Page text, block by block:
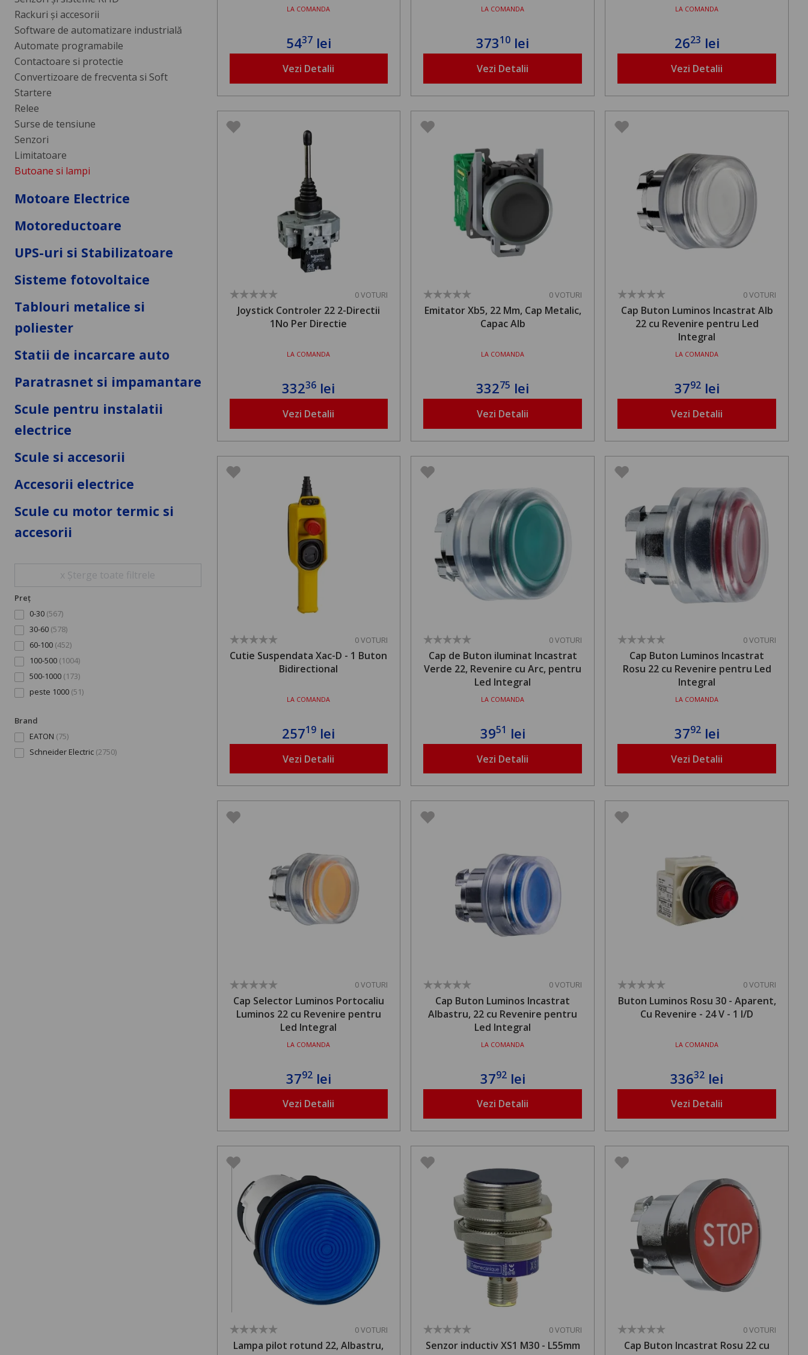
Rackuri și accesorii
Software de automatizare industrială
Automate programabile
Contactoare si protectie
Convertizoare de frecventa si Soft
Startere
Relee
Surse de tensiune
Senzori
Limitatoare
Butoane si lampi
Motoare Electrice
Motoreductoare
UPS-uri si Stabilizatoare
Sisteme fotovoltaice
Tablouri metalice si
poliester
Statii de incarcare auto
Paratrasnet si impamantare
Scule pentru instalatii
electrice
Scule si accesorii
Accesorii electrice
Scule cu motor termic si
accesorii
x Șterge toate filtrele
Preț
0-30 (567)
30-60 (578)
60-100 (452)
100-500 (1004)
500-1000 (173)
peste 1000 (51)
Brand
EATON (75)
Schneider Electric (2750)
LA COMANDA
5437lei
Vezi Detalii
LA COMANDA
37310 lei
Vezi Detalii
LA COMANDA
2623 lei
Vezi Detalii
0 VOTURI
Joystick Controler 22 2-Directii
1No Per Directie
LA COMANDA
33236 lei
Vezi Detalii
0 VOTURI
Emitator Xb5, 22 Mm, Cap Metalic,
Capac Alb
LA COMANDA
33275 lei
Vezi Detalii
0 VOTURI
Cap Buton Luminos Incastrat Alb
22 cu Revenire pentru Led
Integral
LA COMANDA
3792lei
Vezi Detalii
0 VOTURI
Cutie Suspendata Xac-D - 1 Buton
Bidirectional
LA COMANDA
25719 lei
Vezi Detalii
0 VOTURI
Cap de Buton iluminat Incastrat
Verde 22, Revenire cu Arc, pentru
Led Integral
LA COMANDA
3951 lei
Vezi Detalii
0 VOTURI
Cap Buton Luminos Incastrat
Rosu 22 cu Revenire pentru Led
Integral
LA COMANDA
3792lei
Vezi Detalii
0 VOTURI
Cap Selector Luminos Portocaliu
Luminos 22 cu Revenire pentru
Led Integral
LA COMANDA
3792lei
Vezi Detalii
0 VOTURI
Cap Buton Luminos Incastrat
Albastru, 22 cu Revenire pentru
Led Integral
LA COMANDA
3792lei
Vezi Detalii
0 VOTURI
Buton Luminos Rosu 30 - Aparent,
Cu Revenire - 24 V - 1 I/D
LA COMANDA
33632 lei
Vezi Detalii
0 VOTURI
Lampa pilot rotund 22, Albastru,
0 VOTURI
Senzor inductiv XS1 M30 - L55mm
0 VOTURI
Cap Buton Incastrat Rosu 22 cu